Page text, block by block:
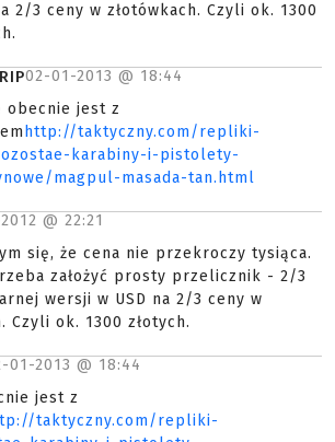
2/3 ceny w złotówkach. Czyli ok. 1300
02-01-2013 @ 18:44
obecnie jest z
http://taktyczny.com/repliki-
karabiny-i-pistolety-
magpul-masada-tan.html
@ 22:21
się, że cena nie przekroczy tysiąca.
założyć prosty przelicznik - 2/3
wersji w USD na 2/3 ceny w
Czyli ok. 1300 złotych.
01-2013 @ 18:44
jest z
taktyczny.com/repliki-